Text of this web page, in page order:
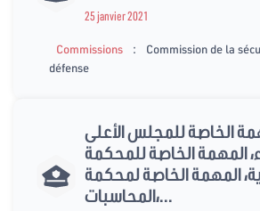
25 janvier 2021
Commissions :
Commission de la
défense
الخاصة للمجلس الأعلى
المهمة الخاصة للمحكمة
المهمة الخاصة لمحكمة
المحاسبات،...